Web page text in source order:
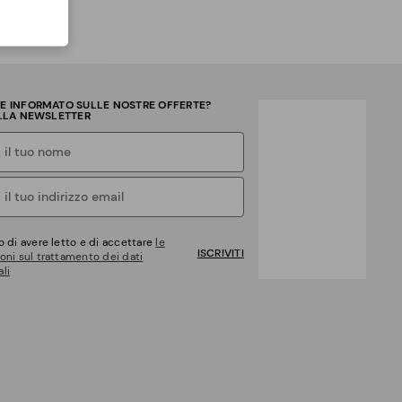
INFORMATO SULLE NOSTRE OFFERTE?
NEWSLETTER
di avere letto e di accettare le
sul trattamento dei dati
ISCRIVITI